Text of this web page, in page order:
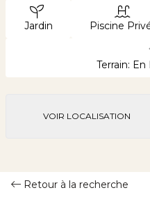
Jardin Piscine
Terrain:
VOIR LOCALISATION
Retour à la recherche